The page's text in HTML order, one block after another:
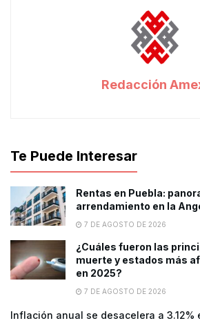
Redacción
Te Puede Interesar
Rentas en Puebla:
arrendamiento en la
7 DE AGOSTO DE 2026
¿Cuáles fueron las
muerte y estados más
en 2025?
7 DE AGOSTO DE 2026
Inflación anual se desacelera a 3.12%